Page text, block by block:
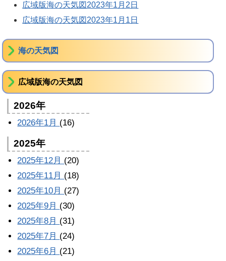
広域版海の天気図2023年1月2日
広域版海の天気図2023年1月1日
海の天気図
広域版海の天気図
2026年
2026年1月 (16)
2025年
2025年12月 (20)
2025年11月 (18)
2025年10月 (27)
2025年9月 (30)
2025年8月 (31)
2025年7月 (24)
2025年6月 (21)